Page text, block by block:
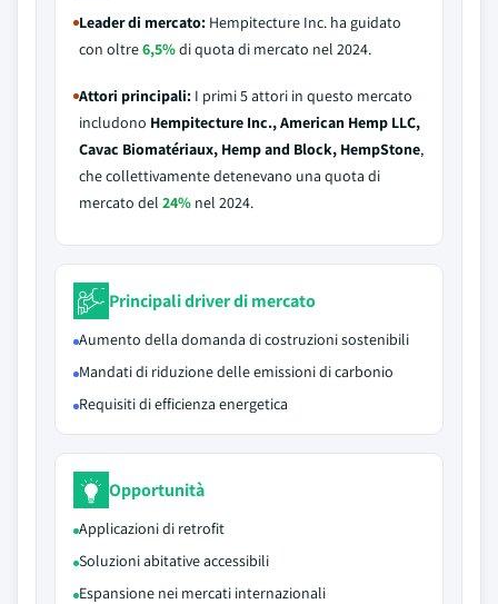
Leader di mercato: Hempitecture Inc. ha guidato
con oltre6,5%di quota di mercato nel 2024.
Attori principali: I primi 5 attori in questo mercato
includono Hempitecture Inc., American Hemp LLC,
Cavac Biomatériaux, Hemp and Block, HempStone,
che collettivamente detenevano una quota di
mercato del 24% nel 2024.
Principali driver di mercato
Aumento della domanda di costruzioni sostenibili
Mandati di riduzione delle emissioni di carbonio
Requisiti di efficienza energetica
Opportunità
Applicazioni di retrofit
Soluzioni abitative accessibili
Espansione nei mercati internazionali